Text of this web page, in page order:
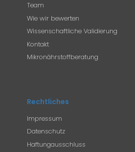
Team
Wie wir bewerten
Wissenschaftliche Validierung
Kontakt
Mikronährstoffberatung
Rechtliches
Impressum
Datenschutz
Haftungausschluss